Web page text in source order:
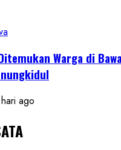
Warga di
ago